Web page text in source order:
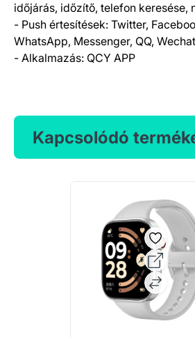
időjárás, időzítő, telefon keresése,
- Push értesítések: Twitter,
WhatsApp, Messenger, QQ, Wechat
- Alkalmazás: QCY APP
Kapcsolódó